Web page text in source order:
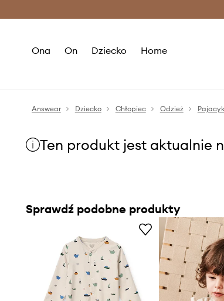
Ona On Dziecko Home
Answear Dziecko Chłopiec Odzież
Ten produkt jest aktualnie
Sprawdź podobne produkty